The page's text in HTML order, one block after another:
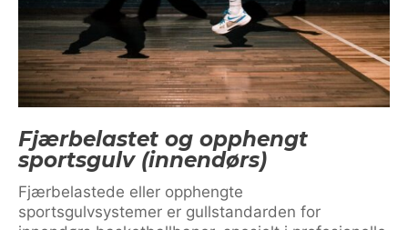
Fjærbelastet og opphengt
sportsgulv (innendørs)
Fjærbelastede eller opphengte
sportsgulvsystemer er gullstandarden for